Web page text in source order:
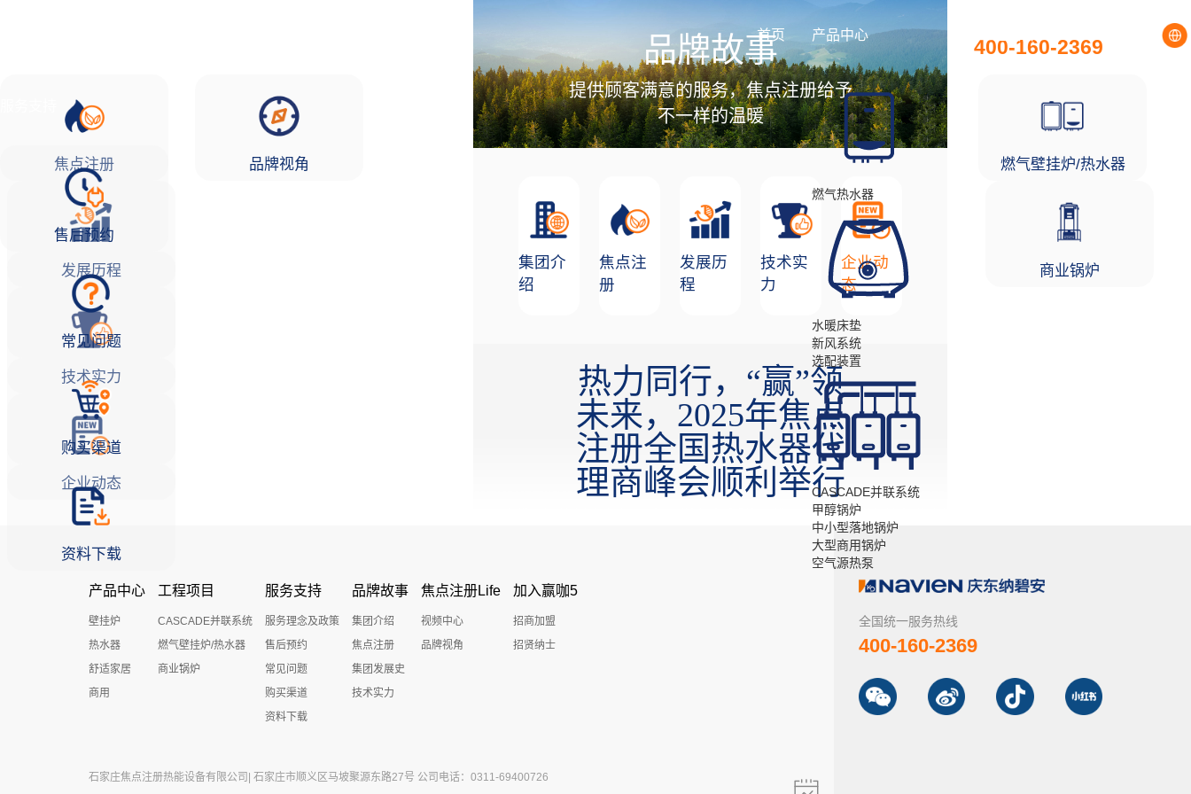
首页 产品中心
燃气热水器
水暖床垫
新风系统
选配装置
CASCADE并联系统
甲醇锅炉
中小型落地锅炉
大型商用锅炉
空气源热泵
燃气壁挂炉/热水器
商业锅炉
售后预约
常见问题
购买渠道
资料下载
焦点注册
发展历程
技术实力
企业动态
品牌视角
400-160-2369
品牌故事
提供顾客满意的服务，焦点注册给予
不一样的温暖
集团介
绍
焦点注
册
发展历
程
技术实
力
企业动
态
热力同行，“赢”领
未来，2025年焦点
注册全国热水器代
理商峰会顺利举行
产品中心
壁挂炉
热水器
舒适家居
商用
工程项目
CASCADE并联系统
燃气壁挂炉/热水器
商业锅炉
服务支持
服务理念及政策
售后预约
常见问题
购买渠道
资料下载
品牌故事
集团介绍
焦点注册
集团发展史
技术实力
焦点注册Life
视频中心
品牌视角
加入赢咖5
招商加盟
招贤纳士
石家庄焦点注册热能设备有限公司| 石家庄市顺义区马坡聚源东路27号 公司电话：0311-69400726
全国统一服务热线
400-160-2369